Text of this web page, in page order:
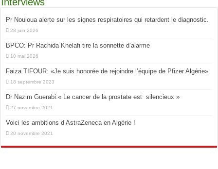
Pr Nouioua alerte sur les signes respiratoires qui retardent le diagnostic.
28 juin 2026
BPCO: Pr Rachida Khelafi tire la sonnette d’alarme
10 mai 2026
Faiza TIFOUR: «Je suis honorée de rejoindre l’équipe de Pfizer Algérie»
18 septembre 2023
Dr Nazim Guerabi:« Le cancer de la prostate est silencieux »
27 novembre 2021
Voici les ambitions d’AstraZeneca en Algérie !
20 novembre 2021